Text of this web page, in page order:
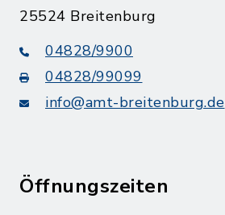
25524 Breitenburg
04828/9900
04828/99099
info@amt-breitenburg.de
Öffnungszeiten